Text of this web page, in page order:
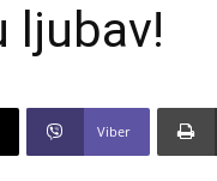
ljubav!
Viber